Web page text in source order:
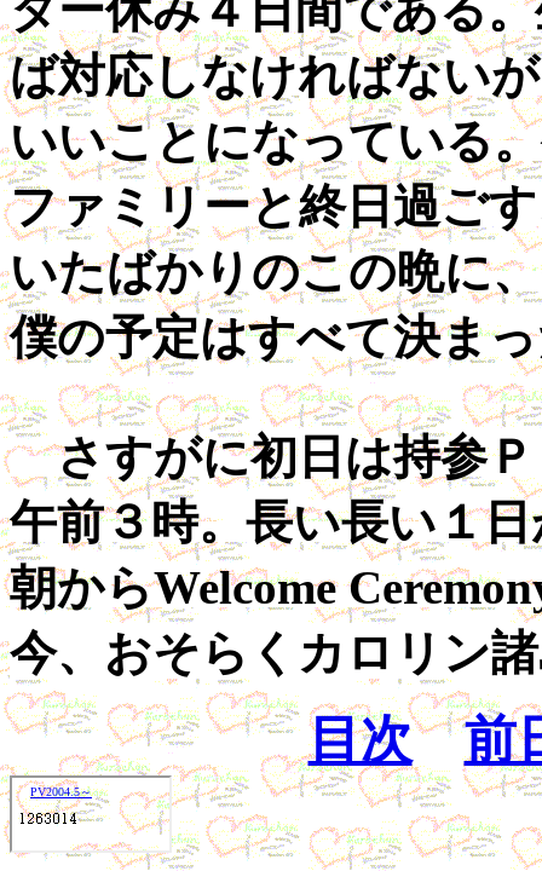
ば対応しなければない
いいことになっている
ファミリーと終日過ご
いたばかりのこの晩に
僕の予定はすべて決ま
さすがに初日は持参Ｐ
午前３時。長い長い１
朝からWelcome
今、おそらくカロリン
目次 前